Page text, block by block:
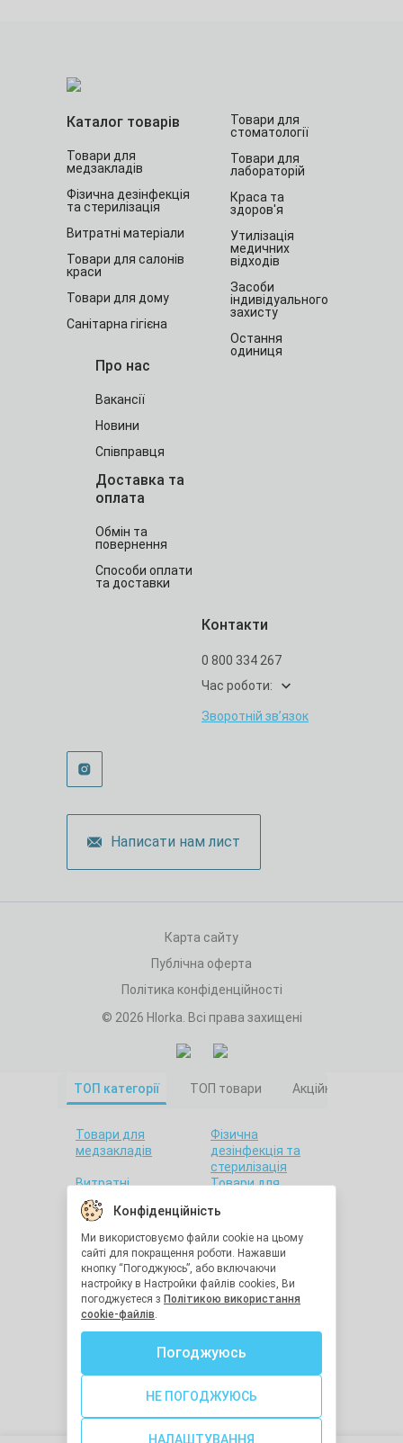
Написати нам лист
Каталог товарів
Товари для
медзакладів
Фізична дезінфекція
та стерилізація
Витратні матеріали
Товари для салонів
краси
Товари для дому
Санітарна гігієна
Товари для
стоматології
Товари для
лабораторій
Краса та
здоров'я
Утилізація
медичних
відходів
Засоби
індивідуального
захисту
Остання
одиниця
Про нас
Вакансії
Новини
Співправця
Доставка та
оплата
Обмін та
повернення
Способи оплати
та доставки
Контакти
0 800 334 267
Час роботи:
Зворотній зв’язок
Карта сайту
Публічна оферта
Політика конфіденційності
© 2026 Hlorka. Всі права захищені
Конфіденційність
Ми використовуємо файли cookie на цьому
сайті для покращення роботи. Нажавши
кнопку “Погоджуюсь”, або включаючи
настройку в Настройки файлів cookies, Ви
погоджуєтеся з Політикою використання
cookie-файлів.
Погоджуюсь
НЕ ПОГОДЖУЮСЬ
НАЛАШТУВАННЯ
ТОП категорії ТОП товари Акційні товари
Товари для
медзакладів
Фізична
дезінфекція та
стерилізація
Витратні
матеріали
Товари для
Товари для дому
Санітарна гігієна
Товари для
стоматології
Товари для
лабораторій
Краса та здоров'я
Утилізація
медичних відходів
Засоби
індивідуального
захисту
Остання одиниця
дезінфекція та
стерилізація
обладнання
Медична техніка
Засоби реабілітації